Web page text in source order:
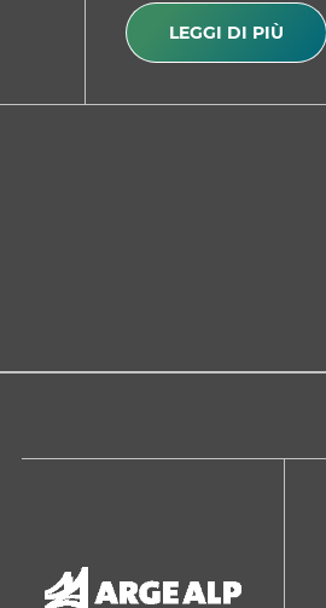
LEGGI DI PIÙ